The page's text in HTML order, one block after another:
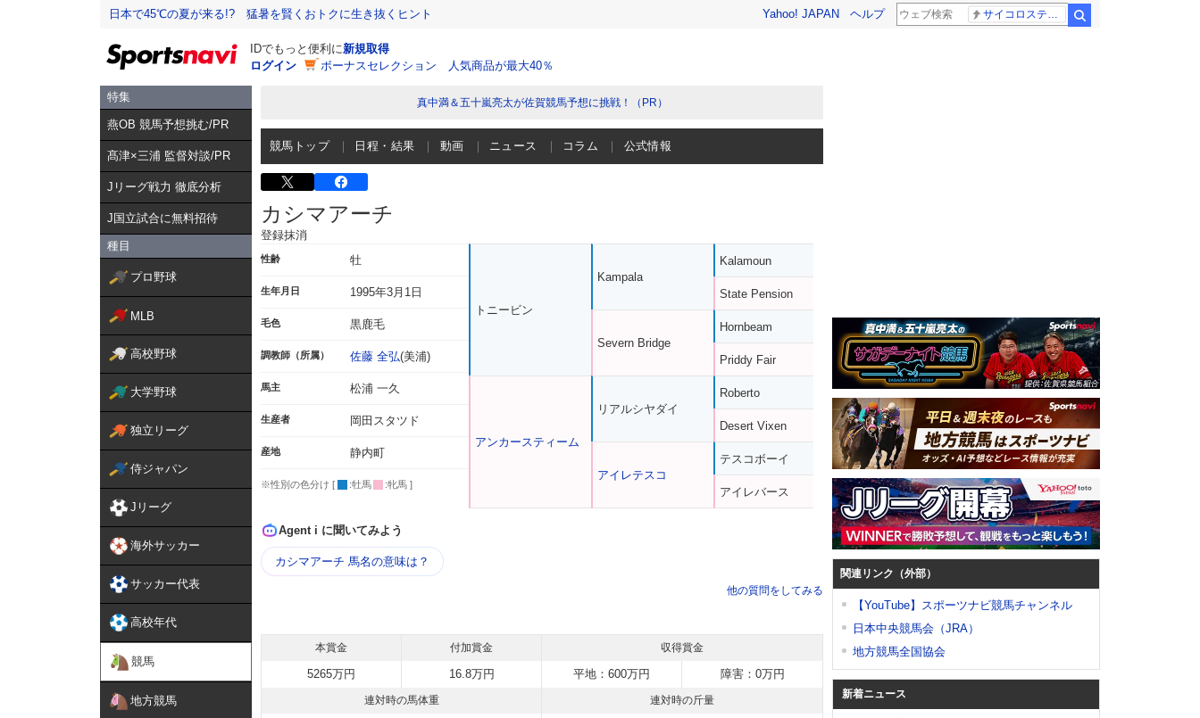
日本で45℃の夏が来る!? 猛暑を賢くおトクに生き抜くヒント Yahoo! JAPAN ヘルプ
IDでもっと便利に新規取得
ログイン
ボーナスセレクション 人気商品が最大40％
特集
燕OB 競馬予想挑む/PR
髙津×三浦 監督対談/PR
Jリーグ戦力 徹底分析
J国立試合に無料招待
種目
プロ野球
MLB
高校野球
大学野球
独立リーグ
侍ジャパン
Jリーグ
海外サッカー
サッカー代表
高校年代
競馬
地方競馬
真中満＆五十嵐亮太が佐賀競馬予想に挑戦！（PR）
競馬トップ 日程・結果 動画 ニュース コラム 公式情報
カシマアーチ
登録抹消
性齢 牡
生年月日 1995年3月1日
毛色 黒鹿毛
調教師（所属） 佐藤 全弘(美浦)
馬主 松浦 一久
生産者 岡田スタツド
産地 静内町
※性別の色分け [ :牡馬 :牝馬 ]
トニービン
アンカースティーム
Kampala
Severn Bridge
リアルシヤダイ
アイレテスコ
Kalamoun
State Pension
Hornbeam
Priddy Fair
Roberto
Desert Vixen
テスコボーイ
アイレバース
Agent i に聞いてみよう
カシマアーチ 馬名の意味は？
他の質問をしてみる
本賞金 付加賞金 収得賞金
5265万円 16.8万円 平地：600万円 障害：0万円
連対時の馬体重 連対時の斤量
関連リンク（外部）
【YouTube】スポーツナビ競馬チャンネル
日本中央競馬会（JRA）
地方競馬全国協会
新着ニュース